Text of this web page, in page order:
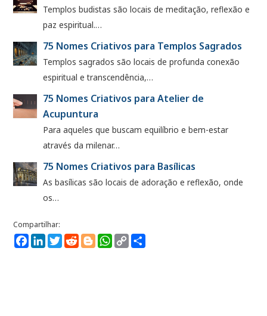
Templos budistas são locais de meditação, reflexão e
paz espiritual.…
75 Nomes Criativos para Templos Sagrados
Templos sagrados são locais de profunda conexão
espiritual e transcendência,…
75 Nomes Criativos para Atelier de
Acupuntura
Para aqueles que buscam equilíbrio e bem-estar
através da milenar…
75 Nomes Criativos para Basílicas
As basílicas são locais de adoração e reflexão, onde
os…
Facebook
LinkedIn
TwitterRedditBloggerWhatsApp
Copy
Link